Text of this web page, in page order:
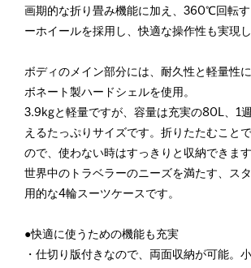
画期的な折り畳み機能に加え、360℃回転
ーホイールを採用し、快適な操作性も実現し
ボディのメイン部分には、耐久性と軽量性
ボネート製ハードシェルを使用。
3.9kgと軽量ですが、容量は充実の80L、1
えるたっぷりサイズです。折りたたむこと
ので、使わない時はすっきりと収納できます
世界中のトラベラーのニーズを満たす、ス
用的な4輪スーツケースです。
●快適に使うための機能も充実
・仕切り版付きなので、両面収納が可能。